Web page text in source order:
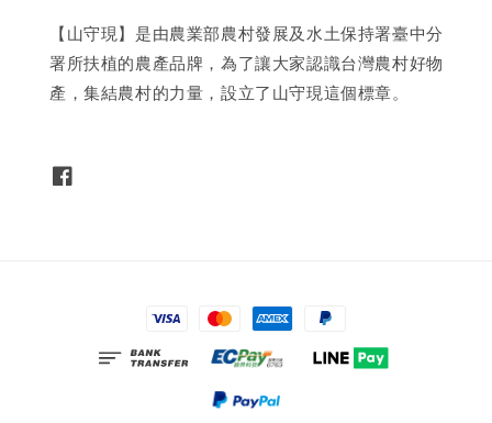
【山守現】是由農業部農村發展及水土保持署臺中分
署所扶植的農產品牌，為了讓大家認識台灣農村好物
產，集結農村的力量，設立了山守現這個標章。